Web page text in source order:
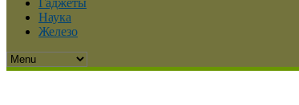
Гаджеты
Наука
Железо